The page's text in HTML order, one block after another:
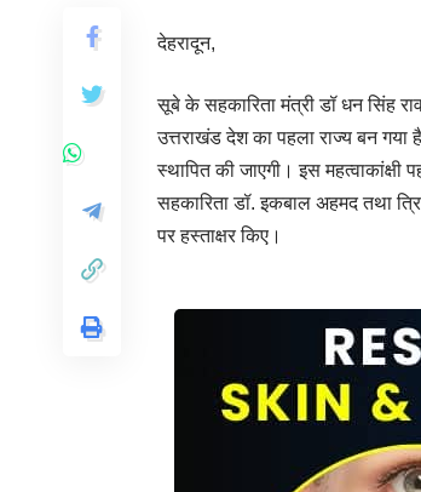
देहरादून,
सूबे के सहकारिता मंत्री डॉ धन सिंह
उत्तराखंड देश का पहला राज्य बन गया
स्थापित की जाएगी। इस
सहकारिता डॉ. इकबाल अहमद तथा
पर हस्ताक्षर किए।